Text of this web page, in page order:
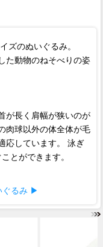
ズのぬいぐるみ。
た動物のねそべりの姿
が長く肩幅が狭いのが
肉球以外の体全体が毛
応しています。 泳ぎ
とができます。
ぐるみ ▶